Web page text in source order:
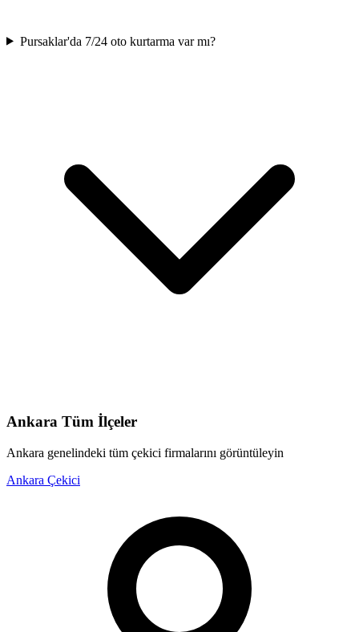
Pursaklar'da 7/24 oto kurtarma var mı?
Ankara Tüm İlçeler
Ankara genelindeki tüm çekici firmalarını görüntüleyin
Ankara Çekici